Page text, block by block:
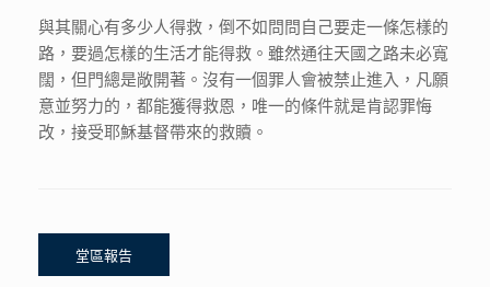
與其關心有多少人得救，倒不如問問自己要走一條怎樣的
路，要過怎樣的生活才能得救。雖然通往天國之路未必寬
闊，但門總是敞開著。沒有一個罪人會被禁止進入，凡願
意並努力的，都能獲得救恩，唯一的條件就是肯認罪悔
改，接受耶穌基督帶來的救贖。